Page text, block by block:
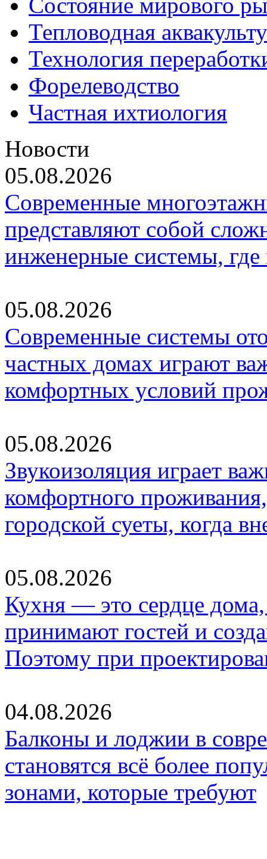
Тепловодная
Технология
Форелеводство
Частная ихтиология
Новости
05.08.2026
Современные
представляют собой
инженерные системы,
05.08.2026
Современные системы
частных домах играют
комфортных условий
05.08.2026
Звукоизоляция играет
комфортного
городской суеты, когда
05.08.2026
Кухня — это сердце дома,
принимают гостей и
Поэтому при
04.08.2026
Балконы и лоджии в
становятся всё более
зонами, которые требуют